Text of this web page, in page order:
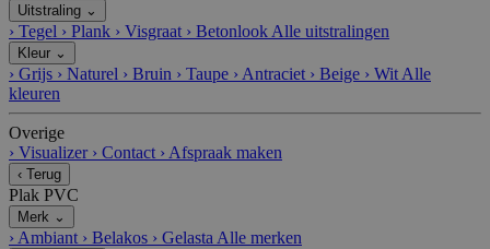
Uitstraling ⌄
› Tegel › Plank › Visgraat › Betonlook Alle uitstralingen
Kleur ⌄
› Grijs › Naturel › Bruin › Taupe › Antraciet › Beige › Wit Alle
kleuren
Overige
› Visualizer › Contact › Afspraak maken
‹ Terug
Plak PVC
Merk ⌄
› Ambiant › Belakos › Gelasta Alle merken